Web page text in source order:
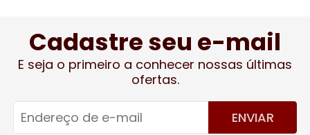
Cadastre seu e-mail
E seja o primeiro a conhecer nossas últimas
ofertas.
ENVIAR